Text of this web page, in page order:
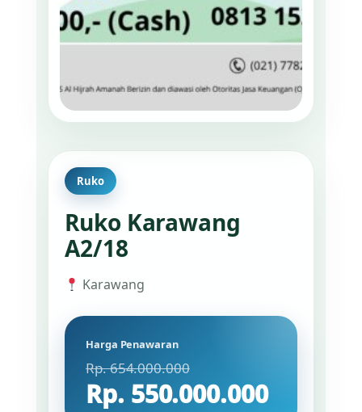
Ruko
Ruko Karawang
A2/18
Karawang
Harga Penawaran
Rp. 654.000.000
Rp. 550.000.000